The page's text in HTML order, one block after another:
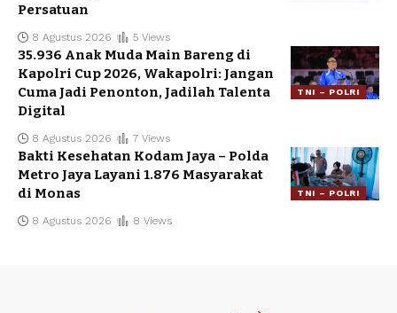
Persatuan
8 Agustus 2026 5 Views
TNI – POLRI
35.936 Anak Muda Main Bareng di
Kapolri Cup 2026, Wakapolri: Jangan
Cuma Jadi Penonton, Jadilah Talenta
Digital
8 Agustus 2026 7 Views
TNI – POLRI
Bakti Kesehatan Kodam Jaya – Polda
Metro Jaya Layani 1.876 Masyarakat
di Monas
8 Agustus 2026 8 Views